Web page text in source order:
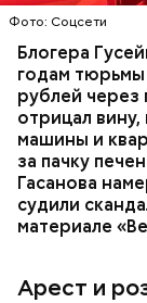
Фото: Соцсети
Блогера
годам
рублей через
отрицал вину,
машины и
за пачку
Гасанова
судили
материале
Арест и
Молодого
допросе он
только
мотивом
которая в
спустя
уже травил